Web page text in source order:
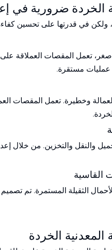
الخردة ضرورية في
في قدرتها على تحسين
تعمل المقصات العملاقة على
عمليات مستقرة.
العمالة وخطيرة. تعمل
والنقل والتخزين. من خلال
القاسية
الثقيلة المستمرة. تم
الخردة